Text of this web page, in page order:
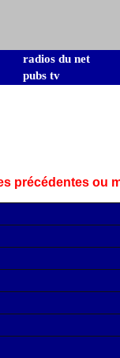
radios du net
pubs tv
précédentes ou